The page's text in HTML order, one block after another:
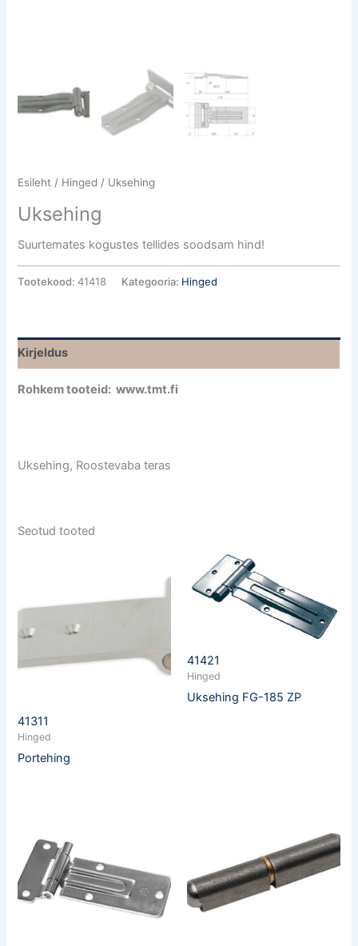
Esileht / Hinged / Uksehing
Uksehing
Suurtemates kogustes tellides soodsam hind!
Tootekood:41418 Kategooria: Hinged
Kirjeldus
Rohkem tooteid: www.tmt.fi
Uksehing, Roostevaba teras
Seotud tooted
41311
Hinged
Portehing
41421
Hinged
Uksehing FG-185 ZP